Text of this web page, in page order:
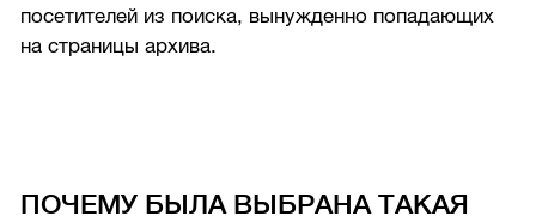
посетителей из поиска, вынужденно попадающих
на страницы архива.
ПОЧЕМУ БЫЛА ВЫБРАНА ТАКАЯ